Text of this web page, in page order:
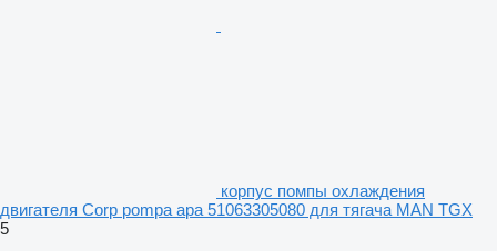
корпус помпы охлаждения
двигателя Corp pompa apa 51063305080 для тягача MAN TGX
5